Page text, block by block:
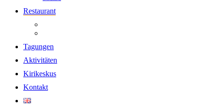
Restaurant
Tagungen
Aktivitäten
Kirikeskus
Kontakt